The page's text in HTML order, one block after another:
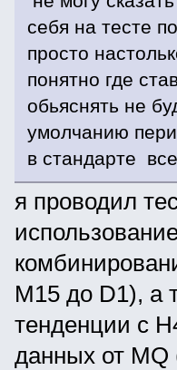
себя на тесте
просто
понятно где
обьяснять не
умолчанию
в стандарте
я проводил
М15 до D1), а
тенденции с
данных от MQ